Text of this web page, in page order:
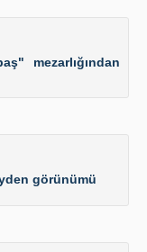
mezarlığından
görünümü